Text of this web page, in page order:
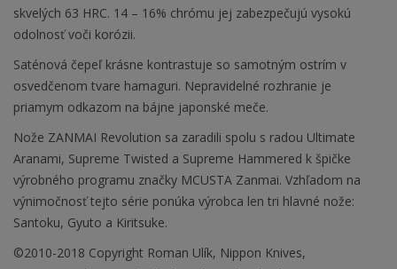
skvelých 63 HRC. 14 – 16% chrómu jej zabezpečujú vysokú
odolnosť voči korózii.
Saténová čepeľ krásne kontrastuje so samotným ostrím v
osvedčenom tvare hamaguri. Nepravidelné rozhranie je
priamym odkazom na bájne japonské meče.
Nože ZANMAI Revolution sa zaradili spolu s radou Ultimate
Aranami, Supreme Twisted a Supreme Hammered k špičke
výrobného programu značky MCUSTA Zanmai. Vzhľadom na
výnimočnosť tejto série ponúka výrobca len tri hlavné nože:
Santoku, Gyuto a Kiritsuke.
©2010-2018 Copyright Roman Ulík, Nippon Knives,